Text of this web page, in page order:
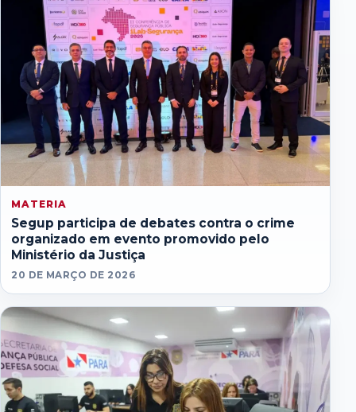
MATERIA
Segup participa de debates contra o crime
organizado em evento promovido pelo
Ministério da Justiça
20 DE MARÇO DE 2026